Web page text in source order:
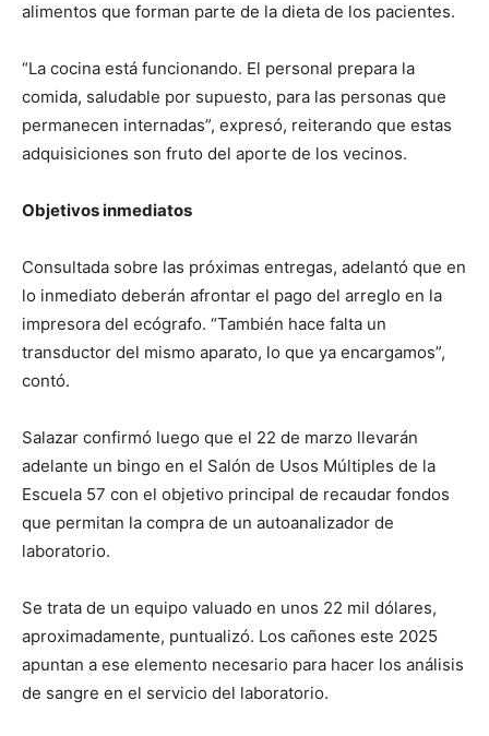
alimentos que forman parte de la dieta de los pacientes.
“La cocina está funcionando. El personal prepara la
comida, saludable por supuesto, para las personas que
permanecen internadas”, expresó, reiterando que estas
adquisiciones son fruto del aporte de los vecinos.
Objetivos inmediatos
Consultada sobre las próximas entregas, adelantó que en
lo inmediato deberán afrontar el pago del arreglo en la
impresora del ecógrafo. “También hace falta un
transductor del mismo aparato, lo que ya encargamos”,
contó.
Salazar confirmó luego que el 22 de marzo llevarán
adelante un bingo en el Salón de Usos Múltiples de la
Escuela 57 con el objetivo principal de recaudar fondos
que permitan la compra de un autoanalizador de
laboratorio.
Se trata de un equipo valuado en unos 22 mil dólares,
aproximadamente, puntualizó. Los cañones este 2025
apuntan a ese elemento necesario para hacer los análisis
de sangre en el servicio del laboratorio.